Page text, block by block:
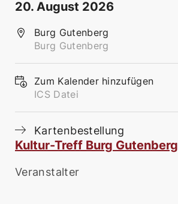
20. August 2026
Burg Gutenberg
Burg Gutenberg
Zum Kalender hinzufügen
ICS Datei
Kartenbestellung
Kultur-Treff Burg Gutenberg
Veranstalter